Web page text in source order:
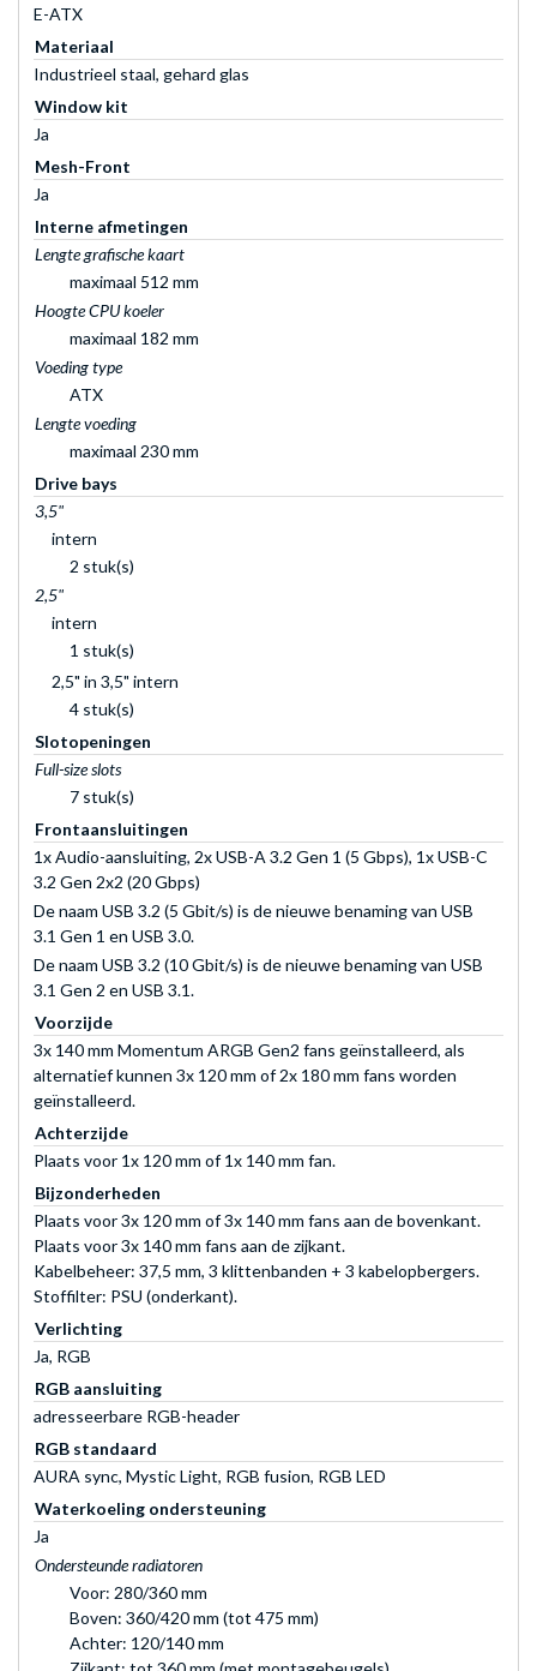
E-ATX
Materiaal
Industrieel staal, gehard glas
Window kit
Ja
Mesh-Front
Ja
Interne afmetingen
Lengte grafische kaart
maximaal 512 mm
Hoogte CPU koeler
maximaal 182 mm
Voeding type
ATX
Lengte voeding
maximaal 230 mm
Drive bays
3,5"
intern
2 stuk(s)
2,5"
intern
1 stuk(s)
2,5" in 3,5" intern
4 stuk(s)
Slotopeningen
Full-size slots
7 stuk(s)
Frontaansluitingen
1x Audio-aansluiting, 2x USB-A 3.2 Gen 1 (5 Gbps), 1x USB-C
3.2 Gen 2x2 (20 Gbps)
De naam USB 3.2 (5 Gbit/s) is de nieuwe benaming van USB
3.1 Gen 1 en USB 3.0.
De naam USB 3.2 (10 Gbit/s) is de nieuwe benaming van USB
3.1 Gen 2 en USB 3.1.
Voorzijde
3x 140 mm Momentum ARGB Gen2 fans geïnstalleerd, als
alternatief kunnen 3x 120 mm of 2x 180 mm fans worden
geïnstalleerd.
Achterzijde
Plaats voor 1x 120 mm of 1x 140 mm fan.
Bijzonderheden
Plaats voor 3x 120 mm of 3x 140 mm fans aan de bovenkant.
Plaats voor 3x 140 mm fans aan de zijkant.
Kabelbeheer: 37,5 mm, 3 klittenbanden + 3 kabelopbergers.
Stoffilter: PSU (onderkant).
Verlichting
Ja, RGB
RGB aansluiting
adresseerbare RGB-header
RGB standaard
AURA sync, Mystic Light, RGB fusion, RGB LED
Waterkoeling ondersteuning
Ja
Ondersteunde radiatoren
Voor: 280/360 mm
Boven: 360/420 mm (tot 475 mm)
Achter: 120/140 mm